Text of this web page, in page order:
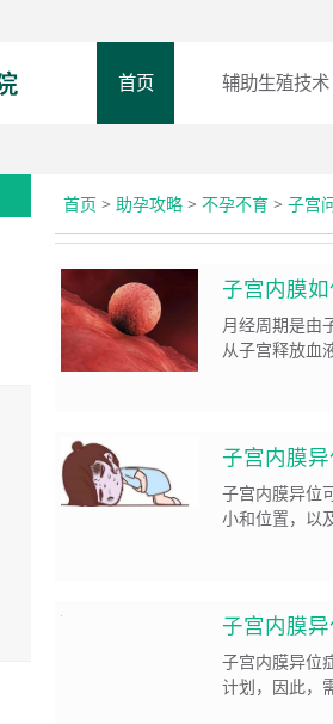
首页 辅助生殖技术
首页 > 助孕攻略 > 不孕不育 > 子宫
子宫内膜如
月经周期是由
从子宫释放血
子宫内膜
子宫内膜异位
小和位置，以
子宫内膜异
子宫内膜异位
计划，因此，